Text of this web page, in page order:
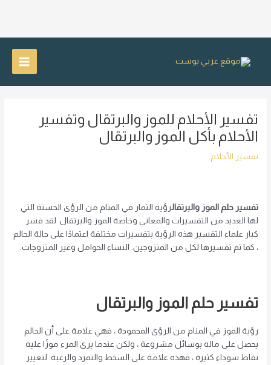
Main
تفسير الأحلام للموز والبرتقال وتفسير
الأحلام بأكل الموز والبرتقال
تفسير الأحلام
تفسير حلم الموز والبرتقالرؤية الثمار في المنام من الرؤى الحسنة التي
لها العديد من التفسيرات والمعاني وخاصة الموز والبرتقال. لقد فسر
كبار علماء التفسير هذه الرؤية بتفسيرات مختلفة اعتمادًا على حالة الحالم
، كما تم تفسيرها لكل من المتزوجين. النساء الحوامل وغير المتزوجات.
تفسير حلم الموز والبرتقال
رؤية الموز في المنام من الرؤى المحمودة ، فهي علامة على أن الحالم
يحصل على ماله بوسائل مشروعة ، ولكن عندما يرى المرء موزًا عليه
نقاط سوداء كثيرة ، فهذه علامة على السخط والتمرد والرغبة. لتغيير